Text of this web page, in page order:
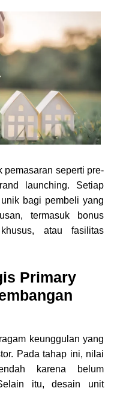
pemasaran seperti pre-
launching. Setiap
bagi pembeli yang
termasuk bonus
atau fasilitas
Primary
keunggulan yang
Pada tahap ini, nilai
karena belum
itu, desain unit